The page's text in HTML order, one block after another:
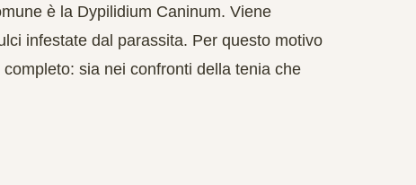
è la Dypilidium Caninum. Viene
infestate dal parassita. Per questo motivo
sia nei confronti della tenia che